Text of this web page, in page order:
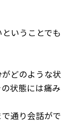
いうことでも
どのような状
状態には痛み
通り会話がで